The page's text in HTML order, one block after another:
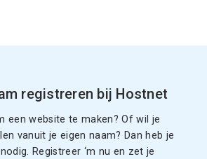
registreren bij Hostnet
een website te maken? Of wil je
vanuit je eigen naam? Dan heb je
Registreer ‘m nu en zet je